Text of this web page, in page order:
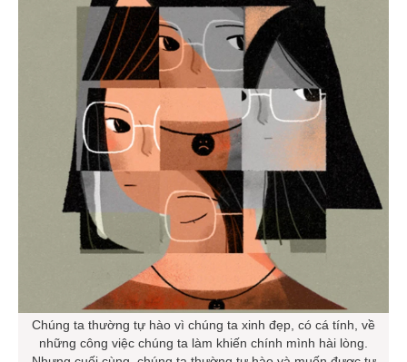
Chúng ta thường tự hào vì chúng ta xinh đẹp, có cá tính, về
những công việc chúng ta làm khiến chính mình hài lòng.
Nhưng cuối cùng, chúng ta thường tự hào và muốn được tự